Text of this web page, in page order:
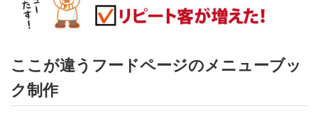
ここが違うフードページのメニューブッ
ク制作